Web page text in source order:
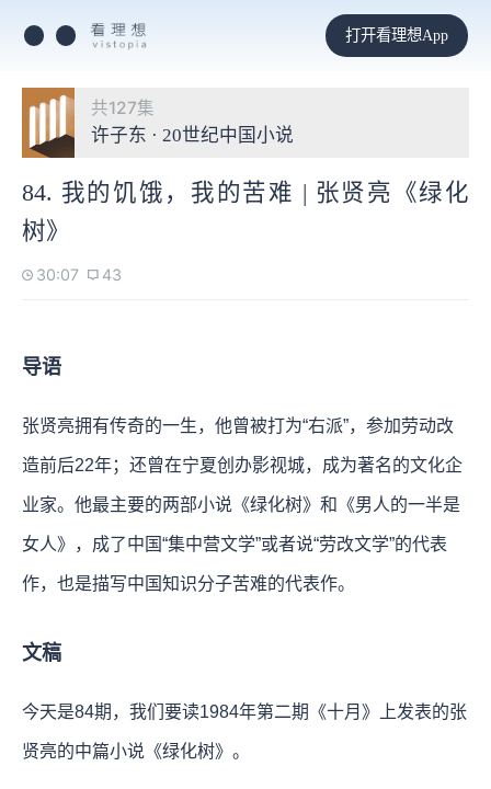
打开看理想App
共127集
许子东 · 20世纪中国小说
84. 我的饥饿，我的苦难 | 张贤亮《绿化
树》
30:07 43
导语
张贤亮拥有传奇的一生，他曾被打为“右派”，参加劳动改
造前后22年；还曾在宁夏创办影视城，成为著名的文化企
业家。他最主要的两部小说《绿化树》和《男人的一半是
女人》，成了中国“集中营文学”或者说“劳改文学”的代表
作，也是描写中国知识分子苦难的代表作。
文稿
今天是84期，我们要读1984年第二期《十月》上发表的张
贤亮的中篇小说《绿化树》。